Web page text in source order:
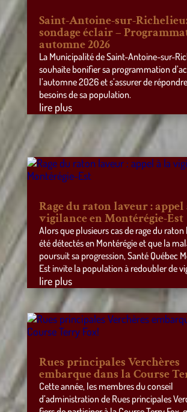
Saint-Antoine-sur-
sondage éclair –
automne 2026
La Municipalité de Saint-Antoine-sur-
souhaite bonifier sa programmation
l’automne 2026 et s’assurer de
besoins de sa population.
lire plus
Rage du raton laveur : appel
vigilance en Montérégie-Est
Alors que plusieurs cas de rage du
été détectés en Montérégie et que la
poursuit sa progression, Santé Québec
Est invite la population à redoubler de
lire plus
Rues principales Verchères
embarque dans la Course
Cette année, les membres du conseil
d’administration de Rues principales